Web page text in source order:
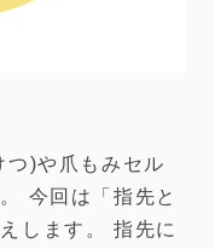
つ)や爪もみセル
今回は「指先と
します。 指先に